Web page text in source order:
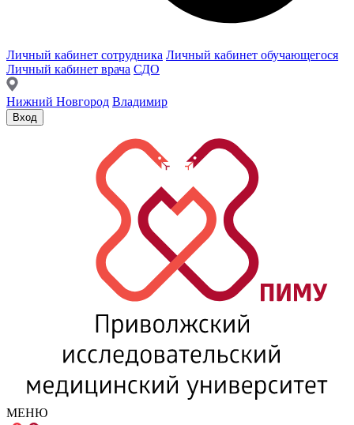
Личный кабинет сотрудника Личный кабинет обучающегося
Личный кабинет врача СДО
Нижний Новгород Владимир
Вход
МЕНЮ